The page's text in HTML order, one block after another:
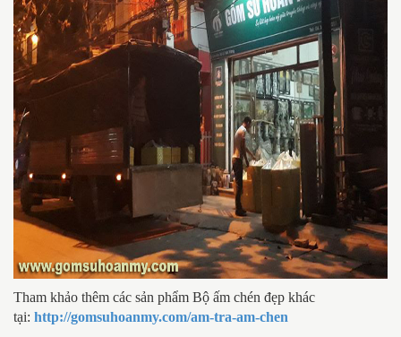
Tham khảo thêm các sản phẩm Bộ ấm chén đẹp khác
tại: http://gomsuhoanmy.com/am-tra-am-chen